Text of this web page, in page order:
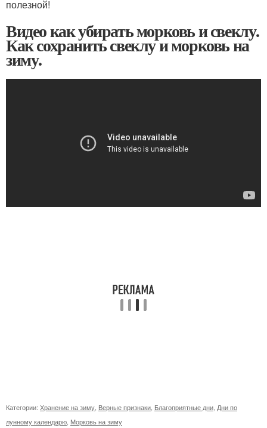
полезной!
Видео как убирать морковь и свеклу.
Как сохранить свеклу и морковь на
зиму.
Категории: Хранение на зиму Верные признаки Благоприятные дни Дни по
лунному календарю Морковь на зиму